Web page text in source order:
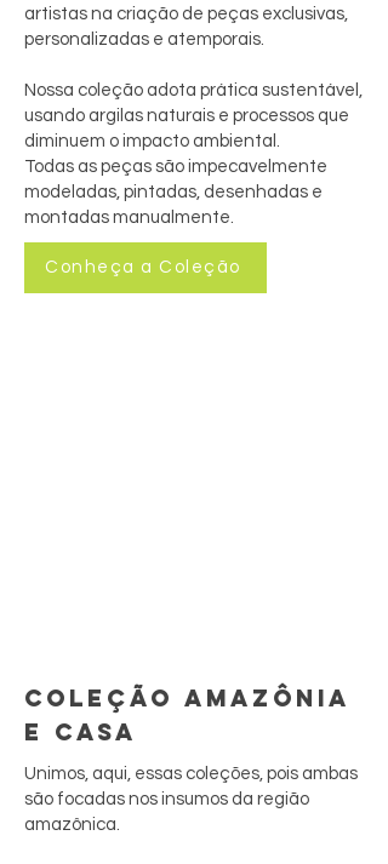
artistas na criação de peças exclusivas,
personalizadas e atemporais.
Nossa coleção adota prática sustentável,
usando argilas naturais e processos que
diminuem o impacto ambiental.
Todas as peças são impecavelmente
modeladas, pintadas, desenhadas e
montadas manualmente.
Conheça a Coleção
COLEÇÃO AMAZÔNIA
E CASA
Unimos, aqui, essas coleções, pois ambas
são focadas nos insumos da região
amazônica.